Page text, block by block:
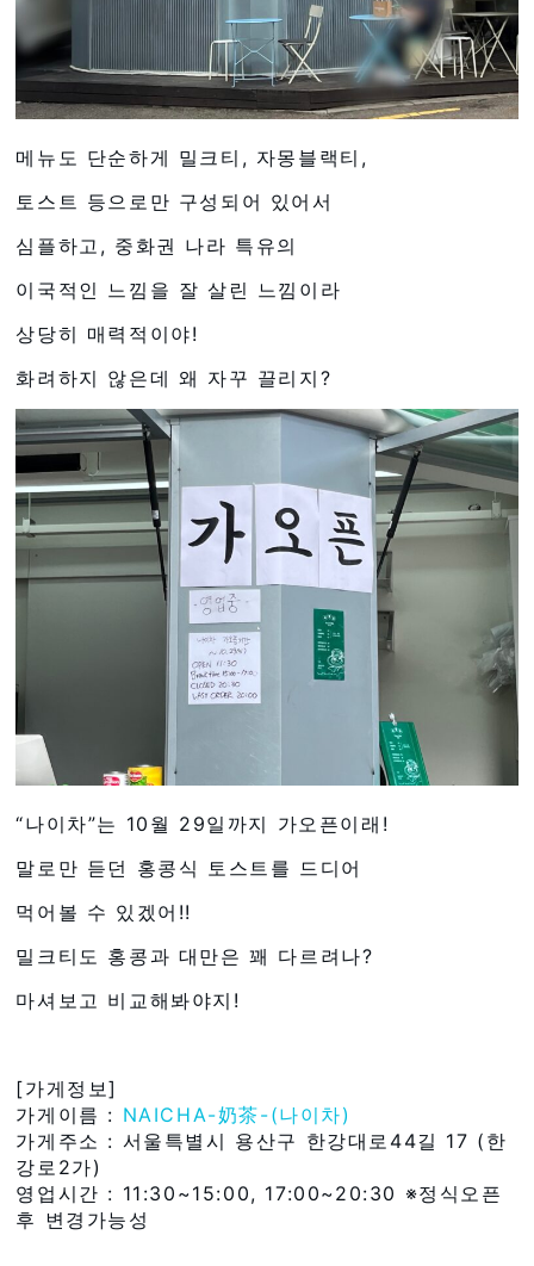
메뉴도 단순하게 밀크티, 자몽블랙티,
토스트 등으로만 구성되어 있어서
심플하고, 중화권 나라 특유의
이국적인 느낌을 잘 살린 느낌이라
상당히 매력적이야!
화려하지 않은데 왜 자꾸 끌리지?
“나이차”는 10월 29일까지 가오픈이래!
말로만 듣던 홍콩식 토스트를 드디어
먹어볼 수 있겠어!!
밀크티도 홍콩과 대만은 꽤 다르려나?
마셔보고 비교해봐야지!
[가게정보]
가게이름 : NAICHA-奶茶-(나이차)
가게주소 : 서울특별시 용산구 한강대로44길 17 (한
강로2가)
영업시간 : 11:30~15:00, 17:00~20:30 ※정식오픈
후 변경가능성